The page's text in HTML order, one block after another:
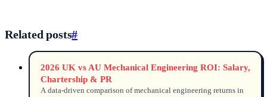
Related posts#
2026 UK vs AU Mechanical Engineering ROI: Salary,
Chartership & PR
A data-driven comparison of mechanical engineering returns in